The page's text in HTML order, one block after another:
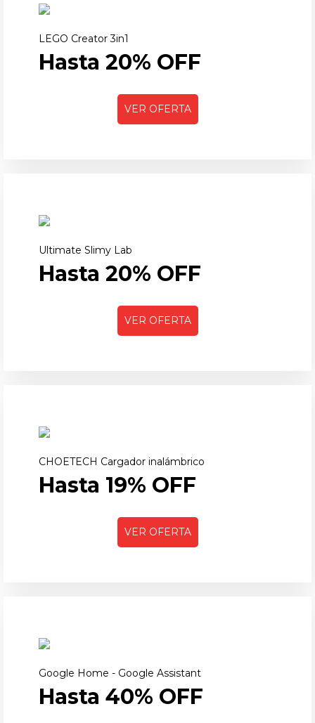
LEGO Creator 3in1
Hasta 20% OFF
VER OFERTA
Ultimate Slimy Lab
Hasta 20% OFF
VER OFERTA
CHOETECH Cargador inalámbrico
Hasta 19% OFF
VER OFERTA
Google Home - Google Assistant
Hasta 40% OFF